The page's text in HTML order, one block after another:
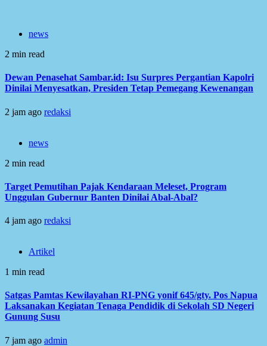
news
2 min read
Dewan Penasehat Sambar.id: Isu Surpres Pergantian Kapolri
Dinilai Menyesatkan, Presiden Tetap Pemegang Kewenangan
2 jam ago redaksi
news
2 min read
Target Pemutihan Pajak Kendaraan Meleset, Program
Unggulan Gubernur Banten Dinilai Abal-Abal?
4 jam ago redaksi
Artikel
1 min read
Satgas Pamtas Kewilayahan RI-PNG yonif 645/gty. Pos Napua
Laksanakan Kegiatan Tenaga Pendidik di Sekolah SD Negeri
Gunung Susu
7 jam ago admin